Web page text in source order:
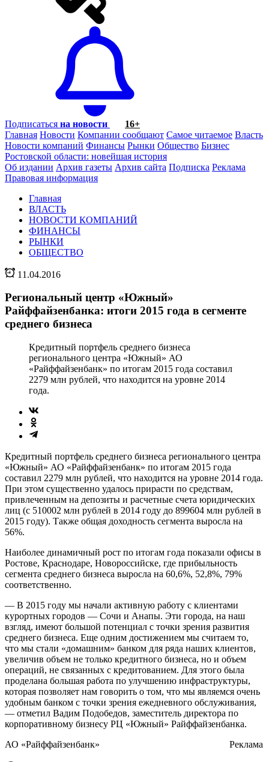
Подписаться на новости
16+
Главная Новости Компании сообщают Самое читаемое Власть
Новости компаний Финансы Рынки Общество Бизнес
Ростовской области: новейшая история
Об издании Архив газеты Архив сайта Подписка Реклама
Правовая информация
Главная
ВЛАСТЬ
НОВОСТИ КОМПАНИЙ
ФИНАНСЫ
РЫНКИ
ОБЩЕСТВО
11.04.2016
Региональный центр «Южный»
Райффайзенбанка: итоги 2015 года в сегменте
среднего бизнеса
Кредитный портфель среднего бизнеса
регионального центра «Южный» АО
«Райффайзенбанк» по итогам 2015 года составил
2279 млн рублей, что находится на уровне 2014
года.
Кредитный портфель среднего бизнеса регионального центра
«Южный» АО «Райффайзенбанк» по итогам 2015 года
составил 2279 млн рублей, что находится на уровне 2014 года.
При этом существенно удалось прирасти по средствам,
привлеченным на депозиты и расчетные счета юридических
лиц (с 510002 млн рублей в 2014 году до 899604 млн рублей в
2015 году). Также общая доходность сегмента выросла на
56%.
Наиболее динамичный рост по итогам года показали офисы в
Ростове, Краснодаре, Новороссийске, где прибыльность
сегмента среднего бизнеса выросла на 60,6%, 52,8%, 79%
соответственно.
— В 2015 году мы начали активную работу с клиентами
курортных городов — Сочи и Анапы. Эти города, на наш
взгляд, имеют большой потенциал с точки зрения развития
среднего бизнеса. Еще одним достижением мы считаем то,
что мы стали «домашним» банком для ряда наших клиентов,
увеличив объем не только кредитного бизнеса, но и объем
операций, не связанных с кредитованием. Для этого была
проделана большая работа по улучшению инфраструктуры,
которая позволяет нам говорить о том, что мы являемся очень
удобным банком с точки зрения ежедневного обслуживания,
— отметил Вадим Подобедов, заместитель директора по
корпоративному бизнесу РЦ «Южный» Райффайзенбанка.
АО «Райффайзенбанк» Реклама